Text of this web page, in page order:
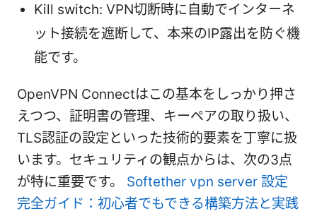
Kill switch: VPN切断時に自動でインターネ
ット接続を遮断して、本来のIP露出を防ぐ機
能です。
OpenVPN Connectはこの基本をしっかり押さ
えつつ、証明書の管理、キーペアの取り扱い、
TLS認証の設定といった技術的要素を丁寧に扱
います。セキュリティの観点からは、次の3点
が特に重要です。 Softether vpn server 設定
完全ガイド：初心者でもできる構築方法と実践